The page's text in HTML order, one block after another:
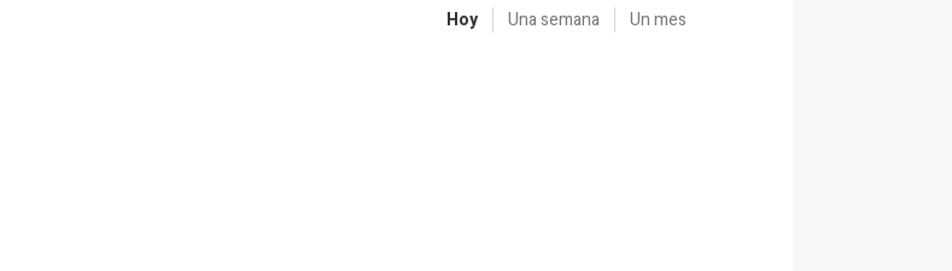
Hoy Una semana Un mes